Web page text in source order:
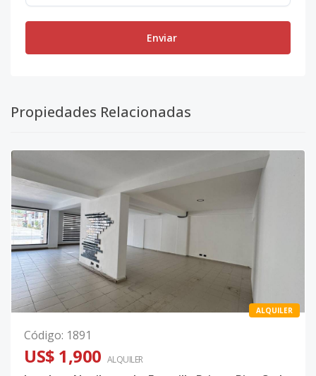
Enviar
Propiedades Relacionadas
ALQUILER
Código: 1891
US$ 1,900 ALQUILER